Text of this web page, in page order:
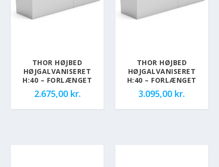
THOR HØJBED
HØJGALVANISERET
H:40 – FORLÆNGET
2.675,00 kr.
THOR HØJBED
HØJGALVANISERET
H:40 – FORLÆNGET
3.095,00 kr.